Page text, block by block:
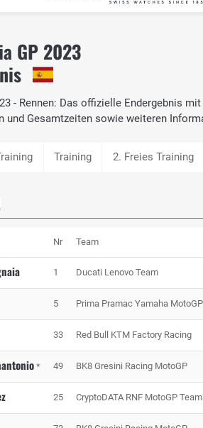
GP 2023
- Rennen: Das offizielle Endergebnis
und Gesamtzeiten sowie weiteren
Training 2. Freies Training
Nr Team
1 Ducati Lenovo Team
5 Prima Pramac Yamaha MotoGP
33 Red Bull KTM Factory Racing
* 49 BK8 Gresini Racing MotoGP
25 CryptoDATA RNF MotoGP Team